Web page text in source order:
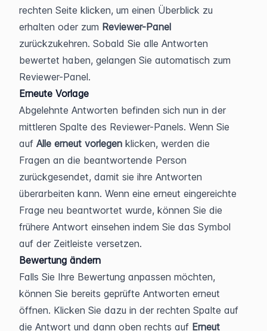
rechten Seite klicken, um einen Überblick zu
erhalten oder zum Reviewer-Panel
zurückzukehren. Sobald Sie alle Antworten
bewertet haben, gelangen Sie automatisch zum
Reviewer-Panel.
Erneute Vorlage
Abgelehnte Antworten befinden sich nun in der
mittleren Spalte des Reviewer-Panels. Wenn Sie
auf Alle erneut vorlegen klicken, werden die
Fragen an die beantwortende Person
zurückgesendet, damit sie ihre Antworten
überarbeiten kann. Wenn eine erneut eingereichte
Frage neu beantwortet wurde, können Sie die
frühere Antwort einsehen indem Sie das Symbol
auf der Zeitleiste versetzen.
Bewertung ändern
Falls Sie Ihre Bewertung anpassen möchten,
können Sie bereits geprüfte Antworten erneut
öffnen. Klicken Sie dazu in der rechten Spalte auf
die Antwort und dann oben rechts auf Erneut